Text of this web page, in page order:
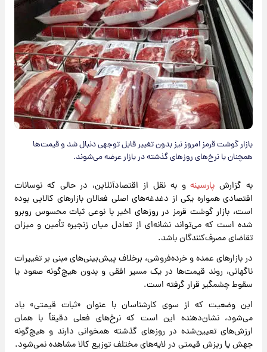
بازار گوشت قرمز امروز نیز بدون تغییر قابل توجهی دنبال شد و قیمت‌ها
همچنان با نرخ‌های روزهای گذشته در بازار عرضه می‌شوند.
به گزارش پارسینهو به نقل از اقتصادآنلاین، در حالی که نوسانات
اقتصادی همواره یکی از دغدغه‌های اصلی فعالان بازارهای کالایی بوده
است، بازار گوشت قرمز در روزهای اخیر با نوعی ثبات محسوس روبرو
شده است که می‌تواند نشانه‌ای از تعادل میان زنجیره تأمین و میزان
تقاضای مصرف‌کنندگان باشد.
در بازارهای عمده و خرده‌فروشی، برخلاف پیش‌بینی‌های مبنی بر تغییرات
ناگهانی، روند قیمت‌ها در یک مسیر افقی و بدون هیچ‌گونه صعود یا
سقوط چشمگیر قرار گرفته است.
این وضعیت که از سوی کارشناسان با عنوان «ثبات قیمتی» یاد
می‌شود، نشان‌دهنده این است که نرخ‌های فعلی دقیقاً با همان
ارزش‌های تعیین‌شده در روزهای گذشته همخوانی دارند و هیچ‌گونه
جهش یا ریزش قیمتی در لایه‌های مختلف توزیع کالا مشاهده نمی‌شود.